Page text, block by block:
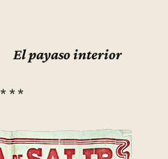
El payaso interior
* * *